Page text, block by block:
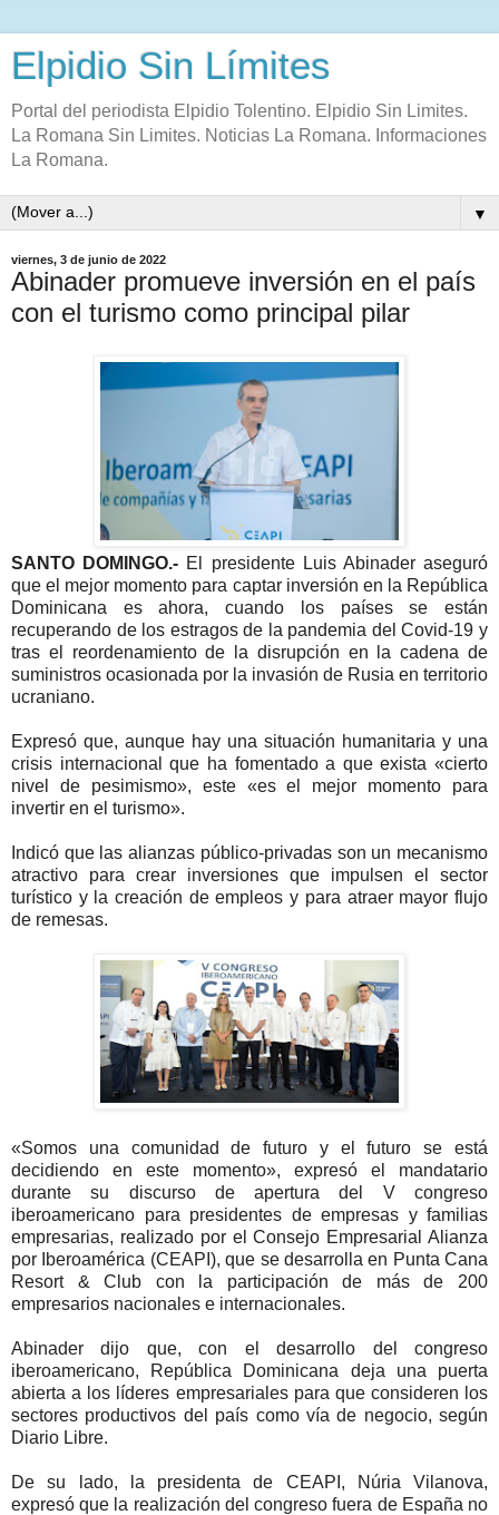
Elpidio Sin Límites
Portal del periodista Elpidio Tolentino. Elpidio Sin Limites.
La Romana Sin Limites. Noticias La Romana. Informaciones
La Romana.
▼
viernes, 3 de junio de 2022
Abinader promueve inversión en el país
con el turismo como principal pilar
SANTO DOMINGO.- El presidente Luis Abinader aseguró
que el mejor momento para captar inversión en la República
Dominicana es ahora, cuando los países se están
recuperando de los estragos de la pandemia del Covid-19 y
tras el reordenamiento de la disrupción en la cadena de
suministros ocasionada por la invasión de Rusia en territorio
ucraniano.
Expresó que, aunque hay una situación humanitaria y una
crisis internacional que ha fomentado a que exista «cierto
nivel de pesimismo», este «es el mejor momento para
invertir en el turismo».
Indicó que las alianzas público-privadas son un mecanismo
atractivo para crear inversiones que impulsen el sector
turístico y la creación de empleos y para atraer mayor flujo
de remesas.
«Somos una comunidad de futuro y el futuro se está
decidiendo en este momento», expresó el mandatario
durante su discurso de apertura del V congreso
iberoamericano para presidentes de empresas y familias
empresarias, realizado por el Consejo Empresarial Alianza
por Iberoamérica (CEAPI), que se desarrolla en Punta Cana
Resort & Club con la participación de más de 200
empresarios nacionales e internacionales.
Abinader dijo que, con el desarrollo del congreso
iberoamericano, República Dominicana deja una puerta
abierta a los líderes empresariales para que consideren los
sectores productivos del país como vía de negocio, según
Diario Libre.
De su lado, la presidenta de CEAPI, Núria Vilanova,
expresó que la realización del congreso fuera de España no